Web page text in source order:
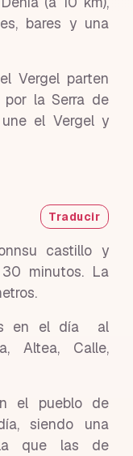
bares y una
Vergel parten
la Serra de
el Vergel y
Traducir
castillo y
minutos. La
en el día al
Altea, Calle,
el pueblo de
siendo una
que las de